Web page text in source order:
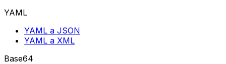
YAML
YAML a JSON
YAML a XML
Base64